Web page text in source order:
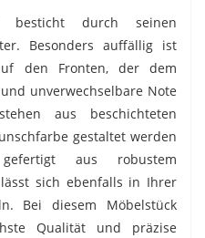
besticht durch seinen
Besonders auffällig ist
den Fronten, der dem
unverwechselbare Note
aus beschichteten
gestaltet werden
aus robustem
lässt sich ebenfalls in Ihrer
Bei diesem Möbelstück
Qualität und präzise